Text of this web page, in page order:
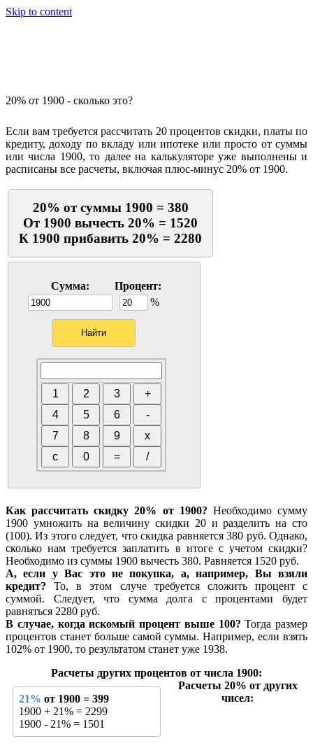
Skip to content
20% от 1900 - сколько это?
Если вам требуется рассчитать 20 процентов скидки, платы по
кредиту, доходу по вкладу или ипотеке или просто от суммы
или числа 1900, то далее на калькуляторе уже выполнены и
расписаны все расчеты, включая плюс-минус 20% от 1900.
20% от суммы 1900 = 380
От 1900 вычесть 20% = 1520
К 1900 прибавить 20% = 2280
Сумма:
Процент:
%
Как рассчитать скидку 20% от 1900? Необходимо сумму
1900 умножить на величину скидки 20 и разделить на сто
(100). Из этого следует, что скидка равняется 380 руб. Однако,
сколько нам требуется заплатить в итоге с учетом скидки?
Необходимо из суммы 1900 вычесть 380. Равняется 1520 руб.
А, если у Вас это не покупка, а, например, Вы взяли
кредит? То, в этом случе требуется сложить процент с
суммой. Следует, что сумма долга с процентами будет
равняться 2280 руб.
В случае, когда искомый процент выше 100? Тогда размер
процентов станет больше самой суммы. Например, если взять
102% от 1900, то результатом станет уже 1938.
Расчеты других процентов от числа 1900:
21% от 1900 = 399
1900 + 21% = 2299
1900 - 21% = 1501
Расчеты 20% от других
чисел: